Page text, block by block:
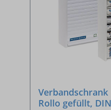
Rollo gefüllt,